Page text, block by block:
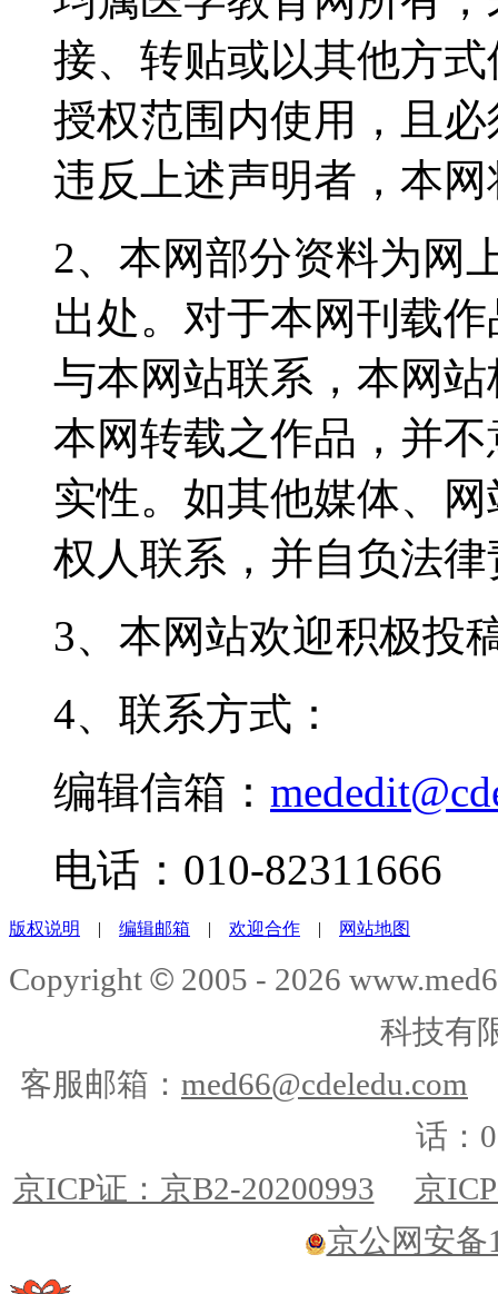
接、转贴或以其他方
授权范围内使用，且
违反上述声明者，本
2、本网部分资料为网
出处。对于本网刊载
与本网站联系，本网
本网转载之作品，并
实性。如其他媒体、
权人联系，并自负法
3、本网站欢迎积极投
4、联系方式：
编辑信箱：
电话：010-82311666
版权说明 | 编辑邮箱 | 欢迎合作 | 网站地图
Copyright © 2005 - 2026
科技有
客服邮箱： med66@cdeledu.com
话：
京ICP证：京B2-20200993
京
京公网安备